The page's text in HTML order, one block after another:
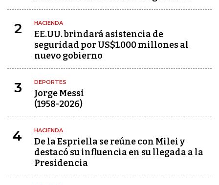
2 HACIENDA
EE.UU. brindará asistencia de
seguridad por US$1.000 millones al
nuevo gobierno
3 DEPORTES
Jorge Messi
(1958-2026)
4 HACIENDA
De la Espriella se reúne con Milei y
destacó su influencia en su llegada a la
Presidencia